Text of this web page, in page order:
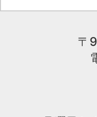
〒